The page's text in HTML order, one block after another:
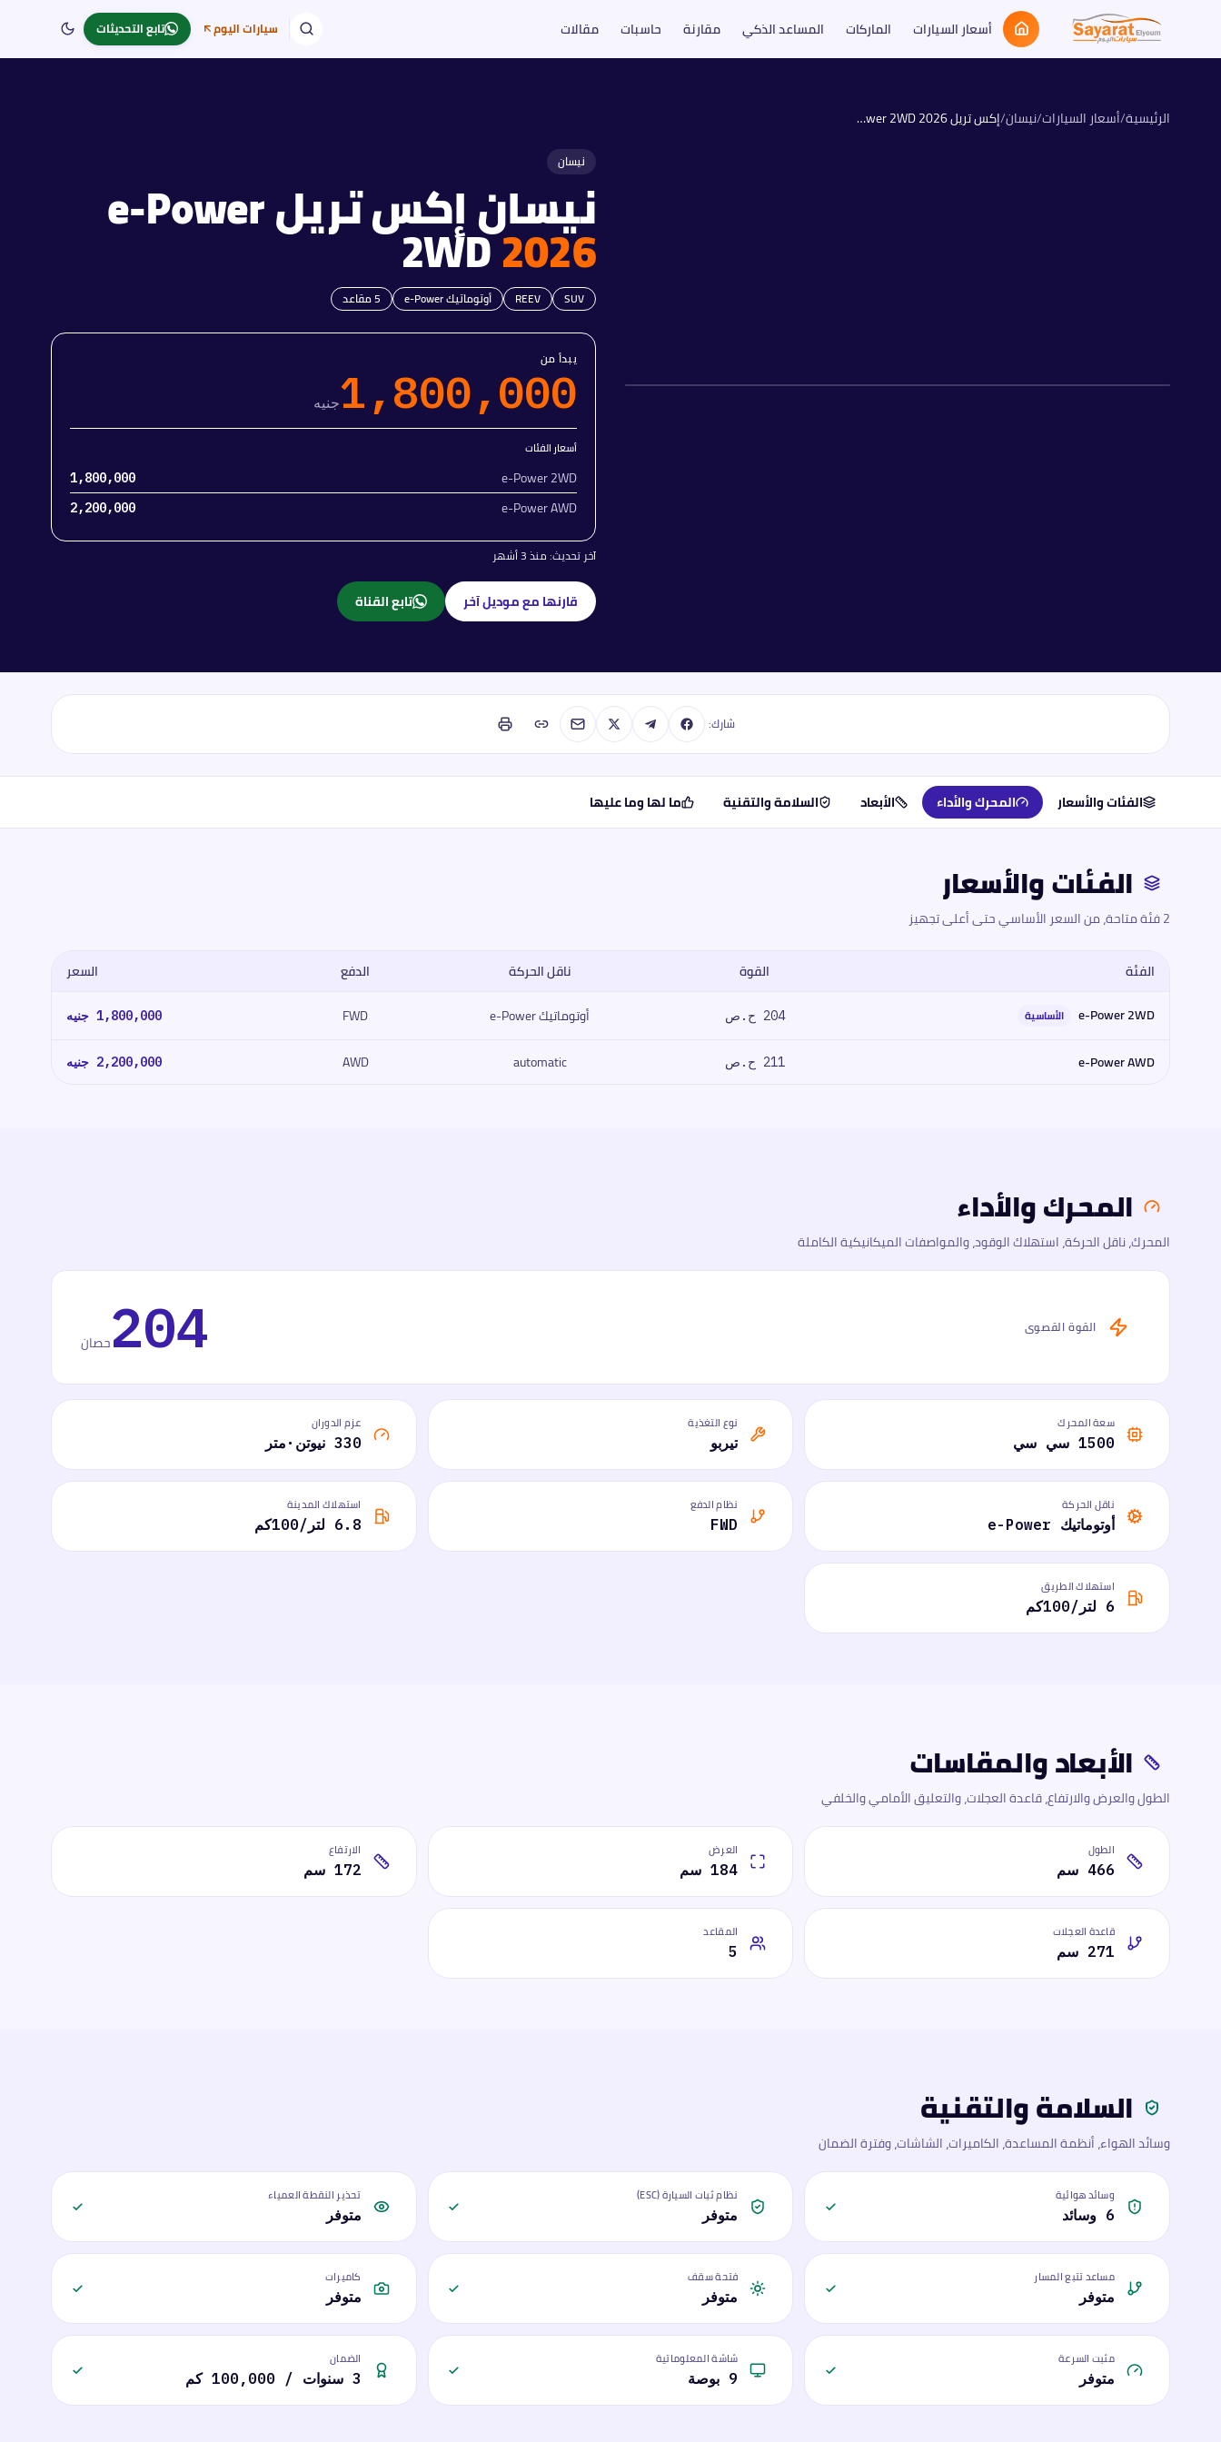
أسعار السيارات الماركات المساعد الذكي مقارنة حاسبات مقالات سيارات اليوم تابع التحديثات
الرئيسية/أسعار السيارات/نيسان/ إكس تريل e-Power 2WD 2026
نيسان
نيسان إكس تريل e-Power
2WD2026
SUV
REEV أوتوماتيك e-Power 5مقاعد
يبدأ من
1,800,000جنيه
أسعار الفئات
e-Power 2WD
1,800,000
e-Power AWD
2,200,000
آخر تحديث:منذ 3 أشهر
قارنها مع موديل آخر تابع القناة
شارك:
الفئات والأسعار المحرك والأداء الأبعاد السلامة والتقنية ما لها وما عليها
الفئات والأسعار
2 فئة متاحة، من السعر الأساسي حتى أعلى تجهيز
الفئة القوة ناقل الحركة الدفع
السعر
e-Power 2WD
الأساسية 204 ح.ص أوتوماتيك e-Power FWD
1,800,000 جنيه
e-Power AWD 211 ح.ص automatic
AWD
2,200,000 جنيه
المحرك والأداء
المحرك، ناقل الحركة، استهلاك الوقود، والمواصفات الميكانيكية الكاملة
القوة القصوى 204حصان
سعة المحرك
1500 سي سي
نوع التغذية
تيربو
عزم الدوران
330 نيوتن·متر
ناقل الحركة
أوتوماتيك e-Power
نظام الدفع
FWD
استهلاك المدينة
6.8 لتر/100كم
استهلاك الطريق
6 لتر/100كم
الأبعاد والمقاسات
الطول والعرض والارتفاع، قاعدة العجلات، والتعليق الأمامي والخلفي
الطول
466 سم
العرض
184 سم
الارتفاع
172 سم
قاعدة العجلات
271 سم
المقاعد
5
السلامة والتقنية
وسائد الهواء، أنظمة المساعدة، الكاميرات، الشاشات، وفترة الضمان
وسائد هوائية
6 وسائد
نظام ثبات السيارة (ESC)
متوفر
تحذير النقطة العمياء
متوفر
مساعد تتبع المسار
متوفر
فتحة سقف
متوفر
كاميرات
متوفر
مثبت السرعة
متوفر
شاشة المعلوماتية
9 بوصة
الضمان
3 سنوات / 100,000 كم